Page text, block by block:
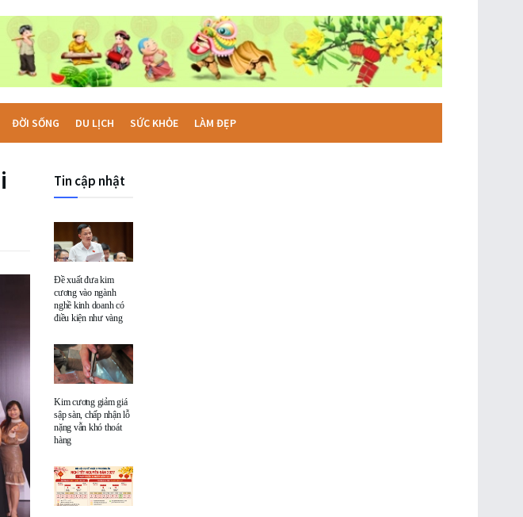
ĐỜI SỐNG DU LỊCH SỨC KHỎE LÀM ĐẸP
Tin cập nhật
Đề xuất đưa kim
cương vào ngành
nghề kinh doanh có
điều kiện như vàng
Kim cương giảm giá
sập sàn, chấp nhận lỗ
nặng vẫn khó thoát
hàng